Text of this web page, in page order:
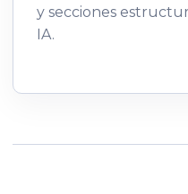
y secciones
IA.